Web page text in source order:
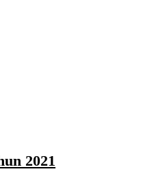
2021